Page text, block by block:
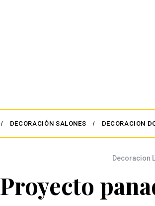
DECORACIÓN SALONES DECORACION
Decoracion
Proyecto